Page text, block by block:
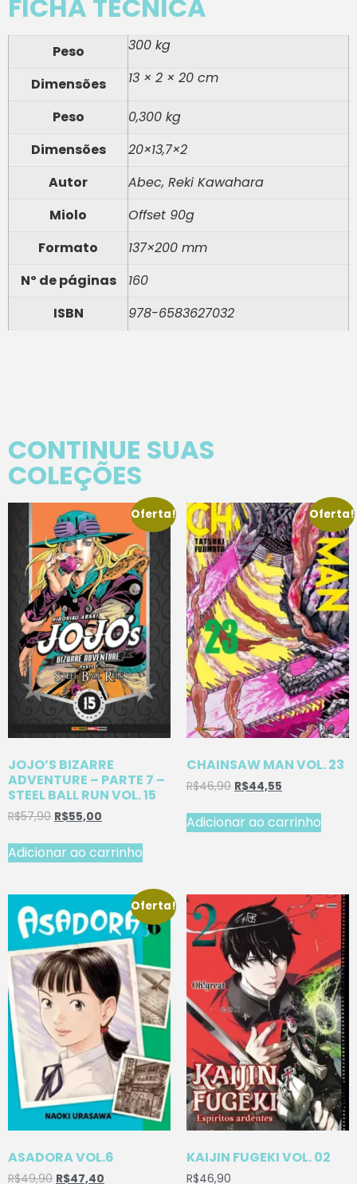
FICHA TÉCNICA
Peso 300 kg
Dimensões 13 × 2 × 20 cm
Peso
0,300 kg
Dimensões
20×13,7×2
Autor
Abec, Reki Kawahara
Miolo
Offset 90g
Formato
137×200 mm
Nº de páginas
160
ISBN
978-6583627032
CONTINUE SUAS
COLEÇÕES
Oferta!
JOJO’S BIZARRE
ADVENTURE – PARTE 7 –
STEEL BALL RUN VOL. 15
R$57,90 R$55,00
Adicionar ao carrinho
Oferta!
CHAINSAW MAN VOL. 23
R$46,90 R$44,55
Adicionar ao carrinho
Oferta!
ASADORA VOL.6
R$49,90 R$47,40
KAIJIN FUGEKI VOL. 02
R$46,90